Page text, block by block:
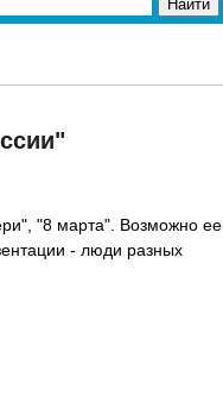
"8 марта". Возможно ее
- люди разных